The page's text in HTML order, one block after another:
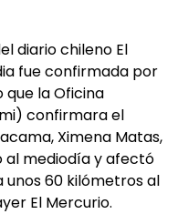
diario chileno El
fue confirmada por
que la Oficina
confirmara el
Ximena Matas,
al mediodía y afectó
unos 60 kilómetros al
El Mercurio.